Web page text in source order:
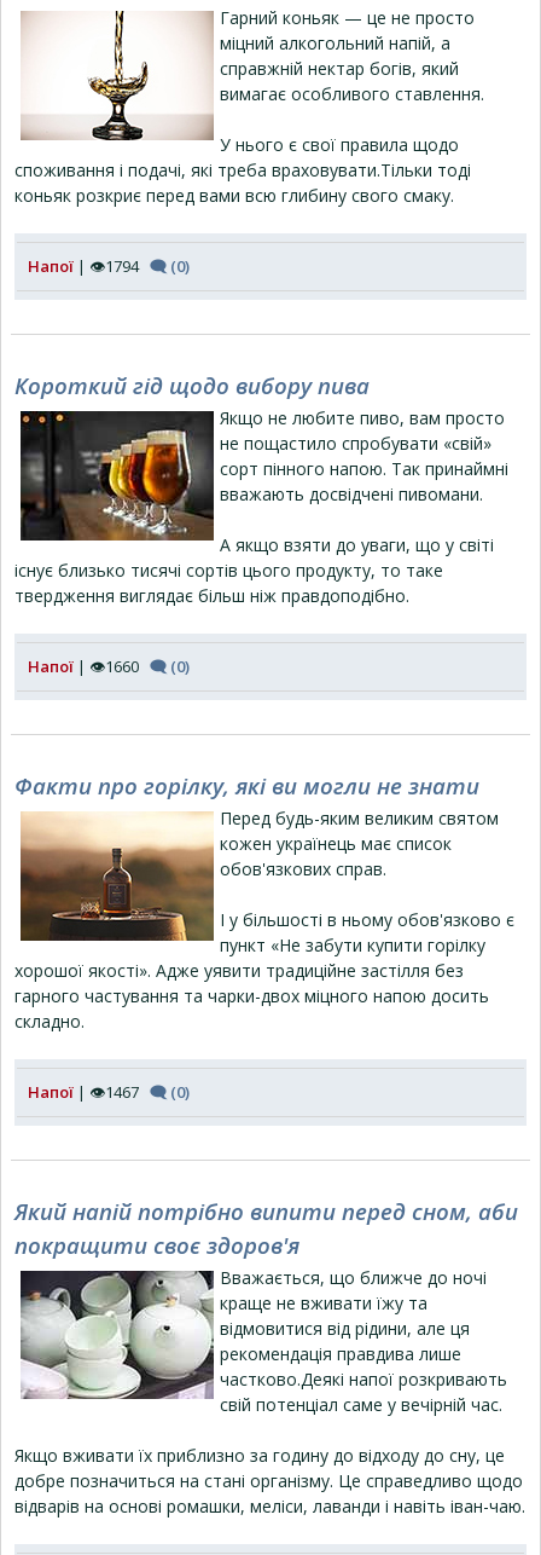
Гарний коньяк — це не просто
міцний алкогольний напій, а
справжній нектар богів, який
вимагає особливого ставлення.
У нього є свої правила щодо
споживання і подачі, які треба враховувати.Тільки тоді
коньяк розкриє перед вами всю глибину свого смаку.
Напої | 👁1794 🗨 (0)
Короткий гід щодо вибору пива
Якщо не любите пиво, вам просто
не пощастило спробувати «свій»
сорт пінного напою. Так принаймні
вважають досвідчені пивомани.
А якщо взяти до уваги, що у світі
існує близько тисячі сортів цього продукту, то таке
твердження виглядає більш ніж правдоподібно.
Напої | 👁1660 🗨 (0)
Факти про горілку, які ви могли не знати
Перед будь-яким великим святом
кожен українець має список
обов'язкових справ.
І у більшості в ньому обов'язково є
пункт «Не забути купити горілку
хорошої якості». Адже уявити традиційне застілля без
гарного частування та чарки-двох міцного напою досить
складно.
Напої | 👁1467 🗨 (0)
Який напій потрібно випити перед сном, аби
покращити своє здоров'я
Вважається, що ближче до ночі
краще не вживати їжу та
відмовитися від рідини, але ця
рекомендація правдива лише
частково.Деякі напої розкривають
свій потенціал саме у вечірній час.
Якщо вживати їх приблизно за годину до відходу до сну, це
добре позначиться на стані організму. Це справедливо щодо
відварів на основі ромашки, меліси, лаванди і навіть іван-чаю.